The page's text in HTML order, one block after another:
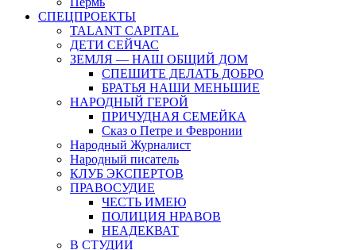
СПЕЦПРОЕКТЫ
TALANT CAPITAL
ДЕТИ СЕЙЧАС
ЗЕМЛЯ — НАШ ОБЩИЙ ДОМ
СПЕШИТЕ ДЕЛАТЬ ДОБРО
БРАТЬЯ НАШИ МЕНЬШИЕ
НАРОДНЫЙ ГЕРОЙ
ПРИЧУДНАЯ СЕМЕЙКА
Сказ о Петре и Февронии
Народный Журналист
Народный писатель
КЛУБ ЭКСПЕРТОВ
ПРАВОСУДИЕ
ЧЕСТЬ ИМЕЮ
ПОЛИЦИЯ НРАВОВ
НЕАДЕКВАТ
В СТУДИИ